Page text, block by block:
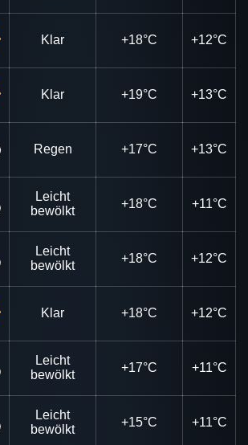
Klar +18°C +12°C
Klar +19°C +13°C
Regen +17°C +13°C
Leicht
bewölkt
+18°C +11°C
Leicht
bewölkt
+18°C +12°C
Klar +18°C +12°C
Leicht
bewölkt
+17°C +11°C
Leicht
bewölkt
+15°C +11°C